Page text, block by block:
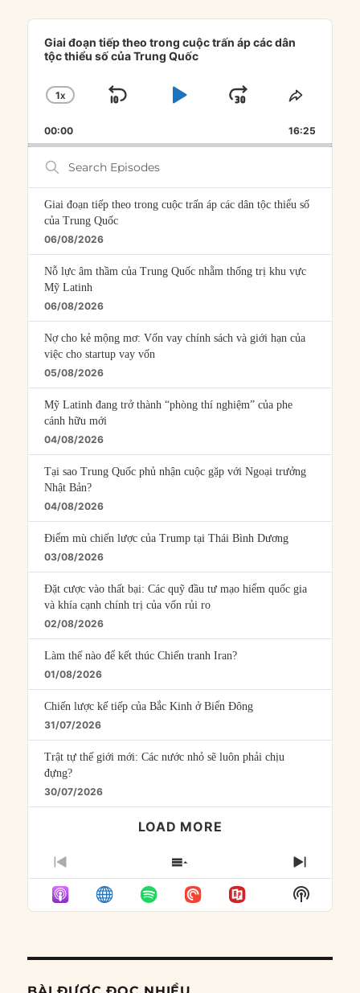
Audio
Player
Giai đoạn tiếp theo trong cuộc trấn áp các dân
tộc thiểu số của Trung Quốc
CHANGE
RATE
1X
SKIP
PLAYJUMP
FORWARD
SHARE
00:00 16:25
Search
Episodes
Giai đoạn tiếp theo trong cuộc trấn áp các dân tộc thiểu số
của Trung Quốc
06/08/2026
Nỗ lực âm thầm của Trung Quốc nhằm thống trị khu vực
Mỹ Latinh
06/08/2026
Nợ cho kẻ mộng mơ: Vốn vay chính sách và giới hạn của
việc cho startup vay vốn
05/08/2026
Mỹ Latinh đang trở thành “phòng thí nghiệm” của phe
cánh hữu mới
04/08/2026
Tại sao Trung Quốc phủ nhận cuộc gặp với Ngoại trưởng
Nhật Bản?
04/08/2026
Điểm mù chiến lược của Trump tại Thái Bình Dương
03/08/2026
Đặt cược vào thất bại: Các quỹ đầu tư mạo hiểm quốc gia
và khía cạnh chính trị của vốn rủi ro
02/08/2026
Làm thế nào để kết thúc Chiến tranh Iran?
01/08/2026
Chiến lược kế tiếp của Bắc Kinh ở Biển Đông
31/07/2026
Trật tự thế giới mới: Các nước nhỏ sẽ luôn phải chịu
đựng?
30/07/2026
LOAD MORE
PREVIOUS
EPISODE
SHOW
EPISODES
LIST
NEXT
Show
Podcast